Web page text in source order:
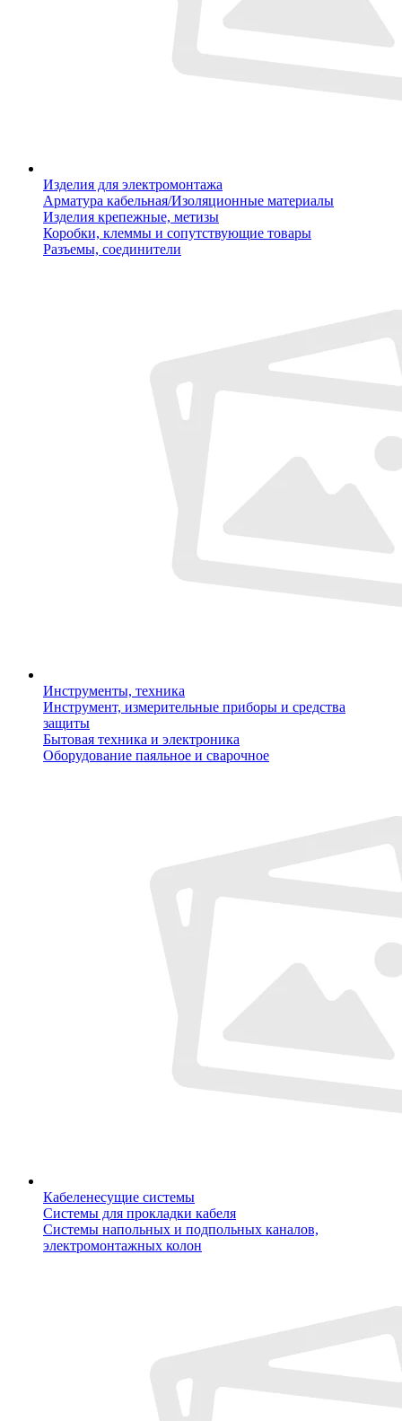
Изделия для электромонтажа
Арматура кабельная/Изоляционные материалы
Изделия крепежные, метизы
Коробки, клеммы и сопутствующие товары
Разъемы, соединители
Инструменты, техника
Инструмент, измерительные приборы и средства
защиты
Бытовая техника и электроника
Оборудование паяльное и сварочное
Кабеленесущие системы
Системы для прокладки кабеля
Системы напольных и подпольных каналов,
электромонтажных колон